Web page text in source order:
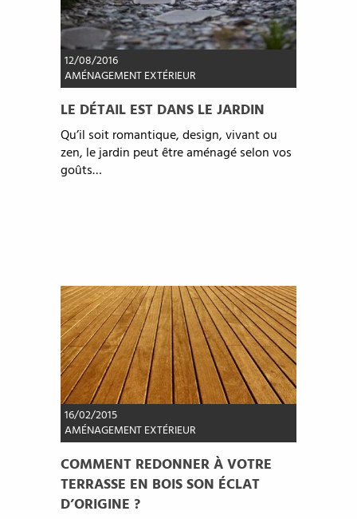
12/08/2016
AMÉNAGEMENT EXTÉRIEUR
LE DÉTAIL EST DANS LE JARDIN
Qu’il soit romantique, design, vivant ou
zen, le jardin peut être aménagé selon vos
goûts…
16/02/2015
AMÉNAGEMENT EXTÉRIEUR
COMMENT REDONNER À VOTRE
TERRASSE EN BOIS SON ÉCLAT
D’ORIGINE ?